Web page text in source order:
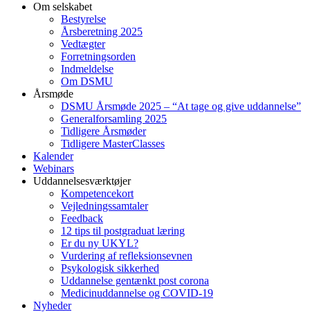
Om selskabet
Bestyrelse
Årsberetning 2025
Vedtægter
Forretningsorden
Indmeldelse
Om DSMU
Årsmøde
DSMU Årsmøde 2025 – “At tage og give uddannelse”
Generalforsamling 2025
Tidligere Årsmøder
Tidligere MasterClasses
Kalender
Webinars
Uddannelsesværktøjer
Kompetencekort
Vejledningssamtaler
Feedback
12 tips til postgraduat læring
Er du ny UKYL?
Vurdering af refleksionsevnen
Psykologisk sikkerhed
Uddannelse gentænkt post corona
Medicinuddannelse og COVID-19
Nyheder